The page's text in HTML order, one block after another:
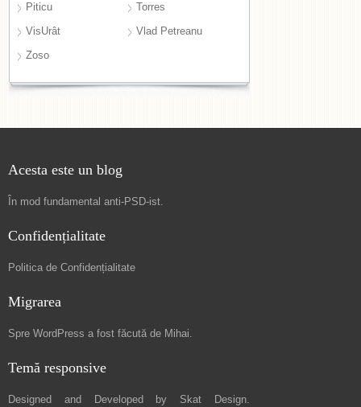
Piticu
Torres
VisUrât
Vlad Petreanu
Zoso
Acesta este un blog
În mod fundamental anti-PSD-ist.
Confidențialitate
Politica de Confidențialitate
Migrarea
Spre WordPress a fost făcută de Mihai.
Temă responsive
Designed and Developed by Skat Design.